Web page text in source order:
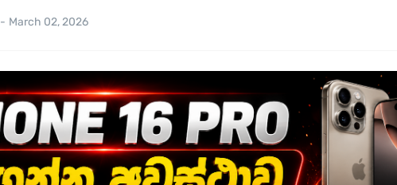
- March 02, 2026